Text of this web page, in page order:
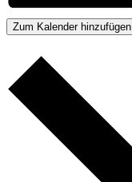
Zum Kalender hinzufügen